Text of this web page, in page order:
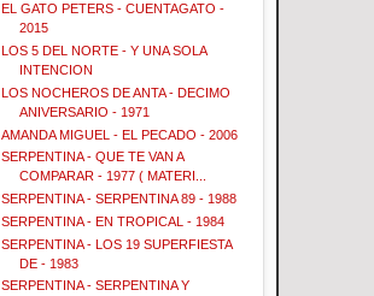
EL GATO PETERS - CUENTAGATO -
2015
LOS 5 DEL NORTE - Y UNA SOLA
INTENCION
LOS NOCHEROS DE ANTA - DECIMO
ANIVERSARIO - 1971
AMANDA MIGUEL - EL PECADO - 2006
SERPENTINA - QUE TE VAN A
COMPARAR - 1977 ( MATERI...
SERPENTINA - SERPENTINA 89 - 1988
SERPENTINA - EN TROPICAL - 1984
SERPENTINA - LOS 19 SUPERFIESTA
DE - 1983
SERPENTINA - SERPENTINA Y